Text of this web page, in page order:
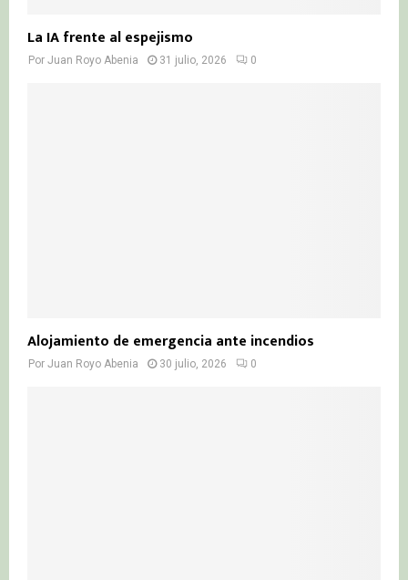
La IA frente al espejismo
Por Juan Royo Abenia 31 julio, 2026 0
Alojamiento de emergencia ante incendios
Por Juan Royo Abenia 30 julio, 2026 0